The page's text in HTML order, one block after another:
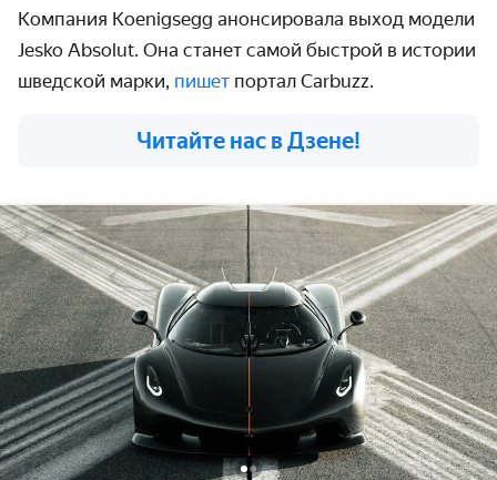
Компания Koenigsegg анонсировала выход модели
Jesko Absolut. Она станет самой быстрой в истории
шведской марки, пишет портал Carbuzz.
Читайте нас в Дзене!